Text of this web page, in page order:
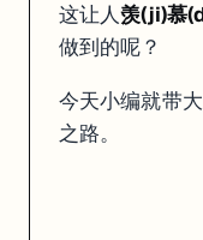
这让人羡(ji)慕
做到的呢？
今天小编就带
之路。